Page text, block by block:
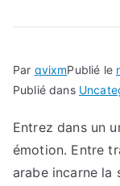
Par qvixmPublié le
Publié dans
Entrez dans un
émotion. Entre
arabe incarne la